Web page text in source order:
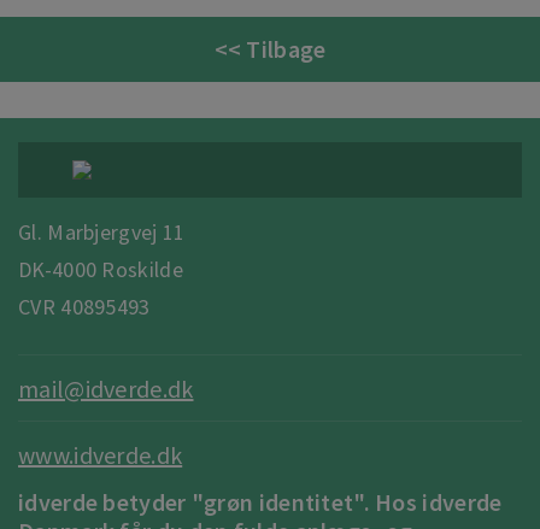
<< Tilbage
Gl. Marbjergvej 11
DK-4000 Roskilde
CVR 40895493
mail@idverde.dk
www.idverde.dk
idverde betyder "grøn identitet". Hos idverde